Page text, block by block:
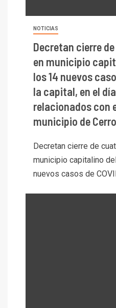
NOTICIAS
Decretan cierre
en municipio
los 14 nuevos
la capital, en el
relacionados con
municipio de
Decretan cierre de
municipio capitalino
nuevos casos de